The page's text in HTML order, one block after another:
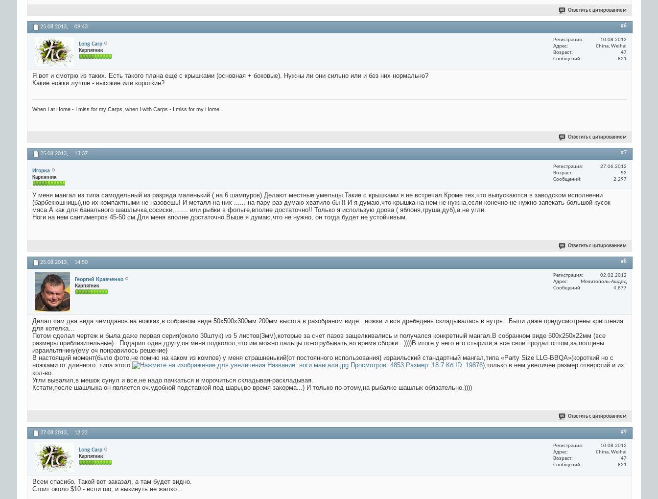
Ответить с цитированием
25.08.2013, 09:43 #6
Long Carp
Карпятник
Регистрация
10.08.2012
Адрес
China, Weihai
Возраст
47
Сообщений
821
Я вот и смотрю из таких. Есть такого плана ещё с крышками (основная + боковые). Нужны ли они сильно или и без них нормально?
Какие ножки лучше - высокие или короткие?
When I at Home - I miss for my Carps, when I with Carps - I miss for my Home...
Ответить с цитированием
25.08.2013, 13:37 #7
Игорка
Карпятник
Регистрация
27.06.2012
Возраст
53
Сообщений
2,297
У меня мангал из типа самодельный из разряда маленький ( на 6 шампуров).Делают местные умельцы.Такие с крышками я не встречал.Кроме тех,что выпускаются в заводском исполнении
(барбекюшницы),но их компактными не назовешь! И металл на них ...... на пару раз думаю хватило бы !! И я думаю,что крышка на нем не нужна,если конечно не нужно запекать большой кусок
мяса.А как для банального шашлычка,сосиски,....... или рыбки в фольге,вполне достаточно!! Только я использую дрова ( яблоня,груша,дуб),а не угли.
Ноги на нем сантиметров 45-50 см.Для меня вполне достаточно.Выше я думаю,что не нужно, он тогда будет не устойчивым.
Ответить с цитированием
25.08.2013, 14:50 #8
Георгий Кравченко
Карпятник
Регистрация
02.02.2012
Адрес
Мелитополь-Ашдод
Сообщений
4,877
Делал сам два вида чемоданов на ножках,в собраном виде 50х500х300мм 200мм высота в разобраном виде...ножки и вся дребедень складывалась в нутрь...Были даже предусмотрены крепления
для котелка...
Потом сделал чертеж и была даже первая серия(около 30штук) из 5 листов(3мм),которые за счет пазов защелкивались и получался конкретный мангал.В собранном виде 500х250х22мм (все
размеры приблизительные)...Подарил один другу,он меня подколол,что им можно пальцы по-отрубывать,во время сборки...))))В итоге у него его стырили,я все свои продал оптом,за полцены
израильтянину(ему оч понравилось решение)
В настоящий момент(было фото,не помню на каком из компов) у меня страшненький(от постоянного использования) израильский стандартный мангал,типа «Party Size LLG-BBQA»(короткий но с
ножками от длинного..типа этого
),только в нем увеличен размер отверстий и их
кол-во.
Угли вывалил,в мешок сунул и все,не надо пачкаться и морочиться складывая-раскладывая.
Кстати,после шашлыка он является оч.удобной подставкой под шары,во время закорма...) И только по-этому,на рыбалке шашлык обязательно.))))
Ответить с цитированием
27.08.2013, 12:22 #9
Long Carp
Карпятник
Регистрация
10.08.2012
Адрес
China, Weihai
Возраст
47
Сообщений
821
Всем спасибо. Такой вот заказал, а там будет видно.
Стоит около $10 - если шо, и выкинуть не жалко...